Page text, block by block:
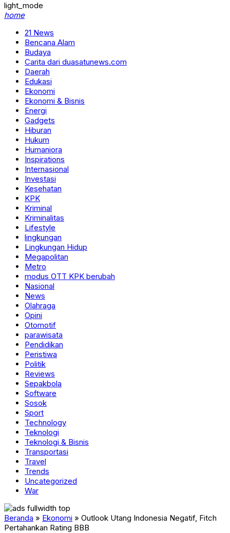
light_mode
home
21 News
Bencana Alam
Budaya
Carita dari duasatunews.com
Daerah
Edukasi
Ekonomi
Ekonomi & Bisnis
Energi
Gadgets
Hiburan
Hukum
Humaniora
Inspirations
Internasional
Investasi
Kesehatan
KPK
Kriminal
Kriminalitas
Lifestyle
lingkungan
Lingkungan Hidup
Megapolitan
Metro
modus OTT KPK berubah
Nasional
News
Olahraga
Opini
Otomotif
parawisata
Pendidikan
Peristiwa
Politik
Reviews
Sepakbola
Software
Sosok
Sport
Technology
Teknologi
Teknologi & Bisnis
Transportasi
Travel
Trends
Uncategorized
War
Beranda » Ekonomi » Outlook Utang Indonesia Negatif, Fitch
Pertahankan Rating BBB